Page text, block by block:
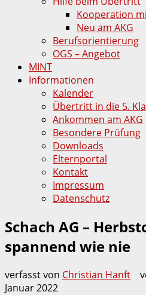
Kooperation
Neu am AKG
Berufsorientierung
OGS – Angebot
MINT
Informationen
Kalender
Übertritt in die 5.
Ankommen am AKG
Besondere Prüfung
Downloads
Elternportal
Kontakt
Impressum
Datenschutz
Schach AG –
spannend wie nie
verfasst von Christian Hanft
Januar 2022